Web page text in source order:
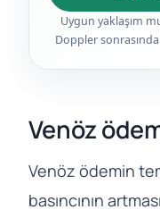
Uygun yaklaşım
Doppler
Venöz
Venöz ödemin
basıncının